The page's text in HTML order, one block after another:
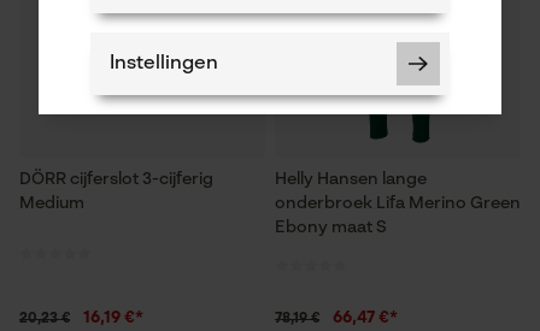
DÖRR cijferslot 3-cijferig
Medium
20,23 € 16,19 €*
Helly Hansen lange
onderbroek Lifa Merino Green
Ebony maat S
78,19 € 66,47 €*
Instellingen
Noodzakelijke Cookies